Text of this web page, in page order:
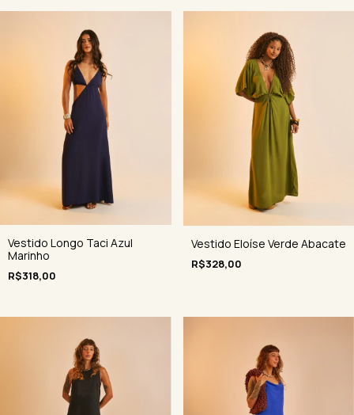
Vestido Longo Taci Azul
Marinho
R$318,00
Vestido Eloíse Verde Abacate
R$328,00